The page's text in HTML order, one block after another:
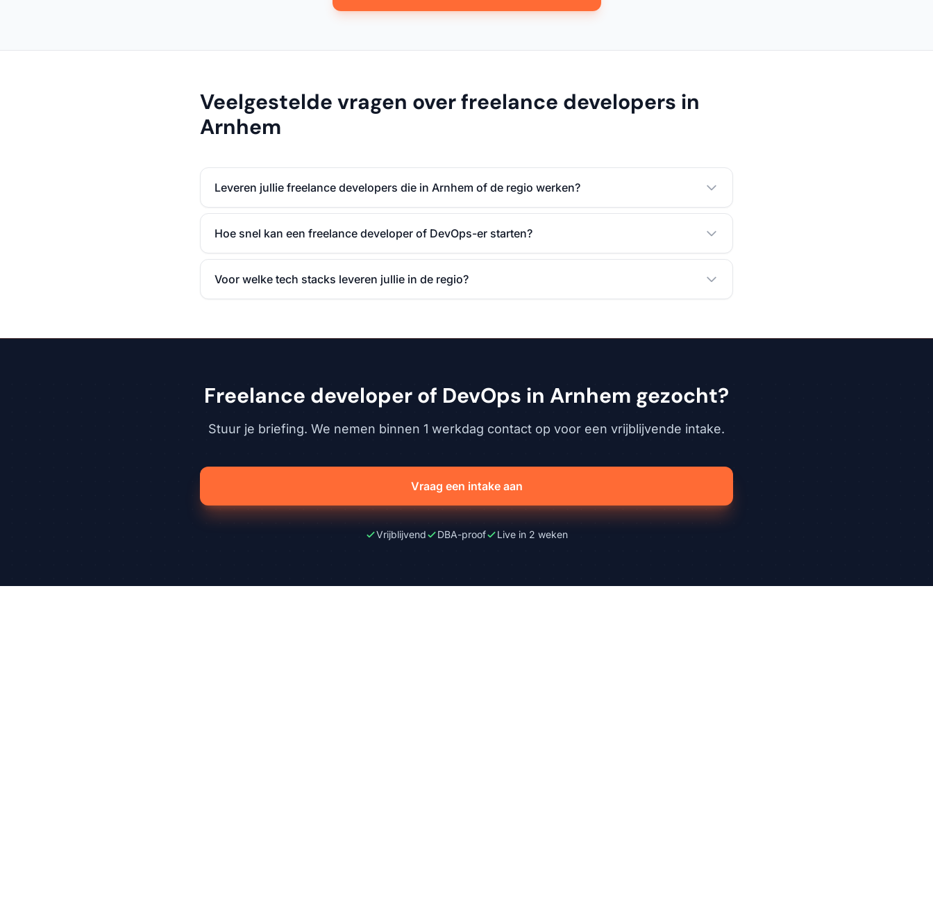
Veelgestelde vragen over freelance developers in
Arnhem
Leveren jullie freelance developers die in Arnhem of de regio werken?
Hoe snel kan een freelance developer of DevOps-er starten?
Voor welke tech stacks leveren jullie in de regio?
Freelance developer of DevOps in Arnhem gezocht?
Stuur je briefing. We nemen binnen 1 werkdag contact op voor een vrijblijvende intake.
Vraag een intake aan
Vrijblijvend DBA-proof Live in 2 weken